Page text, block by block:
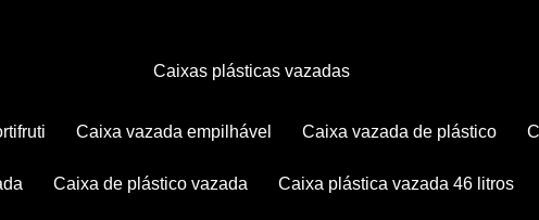
caixas plásticas vazadas
caixa vazada empilhável caixa vazada de plástico
caixa de plástico vazada caixa plástica vazada 46 litros